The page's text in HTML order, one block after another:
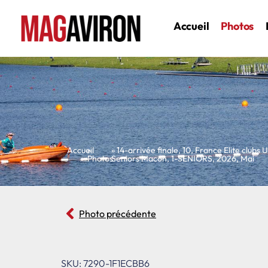
Accueil Photos
Accueil
»
Photos
»14-arrivée finale,10,France Elite clubs
Seniors Macon,1-SENIORS,2026,Mai
Photo précédente
SKU: 7290-1F1ECBB6